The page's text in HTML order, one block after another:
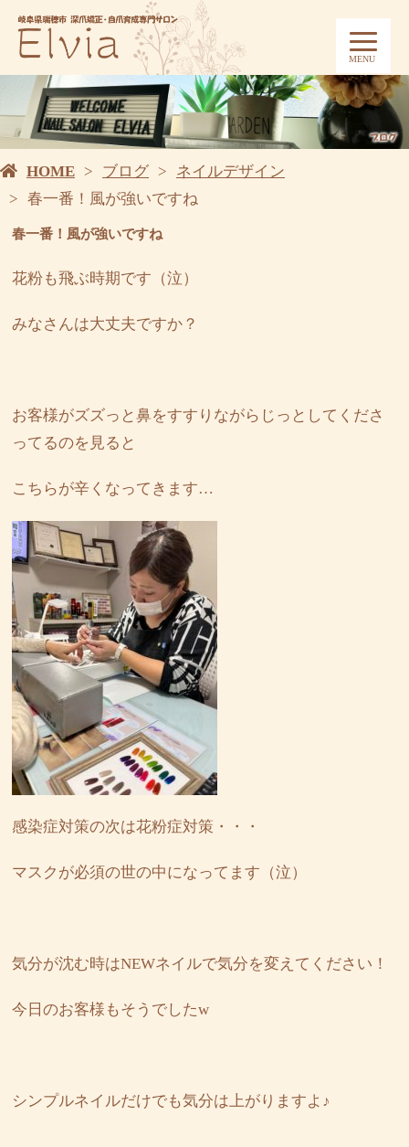
MENU
HOME ブログ
ネイルデザイン
春一番！風が強いですね
春一番！風が強いですね
花粉も飛ぶ時期です（泣）
みなさんは大丈夫ですか？
お客様がズズっと鼻をすすりながらじっとしてくださ
ってるのを見ると
こちらが辛くなってきます…
感染症対策の次は花粉症対策・・・
マスクが必須の世の中になってます（泣）
気分が沈む時はNEWネイルで気分を変えてください！
今日のお客様もそうでしたw
シンプルネイルだけでも気分は上がりますよ♪